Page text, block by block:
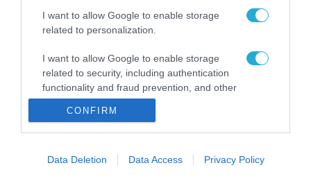
I want to allow Google to enable storage
related to personalization.
I want to allow Google to enable storage
related to security, including authentication
functionality and fraud prevention, and other
user protection.
CONFIRM
Data Deletion Data Access Privacy Policy
για τα πρόστιμα σε
παραβάσεις που
Σ. Καλαφάτης: «Η
Τεχνητή Νοημοσύνη
δεν είναι απλώς μια
νέα τεχνολογία, είναι
μια νέα βιομηχανική
Νέος οδηγός του ΕΚΤ